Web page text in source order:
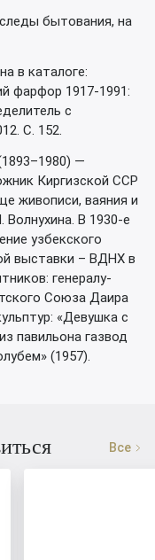
бытования, на
в каталоге:
фарфор 1917-1991:
с
С. 152.
—
Киргизской ССР
живописи, ваяния и
Волнухина. В 1930-е
узбекского
выставки – ВДНХ в
генералу-
Союза Даира
«Девушка с
павильона газвод
(1957).
Все